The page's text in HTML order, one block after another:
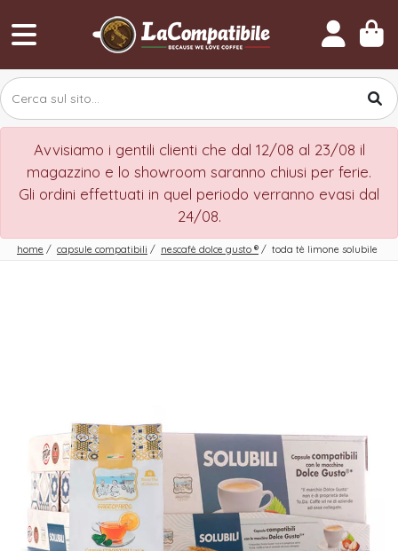
Avvisiamo i gentili clienti che dal 12/08 al 23/08 il
magazzino e lo showroom saranno chiusi per ferie.
Gli ordini effettuati in quel periodo verranno evasi dal
24/08.
home / capsule compatibili / nescafè dolce gusto ® / toda tè limone solubile